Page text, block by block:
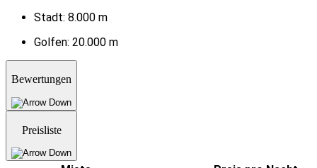
Stadt: 8.000 m
Golfen: 20.000 m
Bewertungen
Preisliste